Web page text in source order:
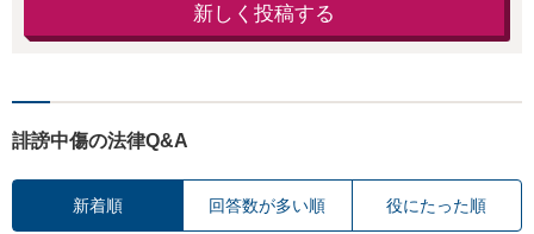
新しく投稿する
誹謗中傷の法律Q&A
新着順 回答数が多い順 役にたった順